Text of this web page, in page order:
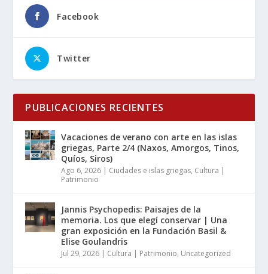
Facebook
Twitter
PUBLICACIONES RECIENTES
Vacaciones de verano con arte en las islas
griegas, Parte 2/4 (Naxos, Amorgos, Tinos,
Quíos, Siros)
Ago 6, 2026 | Ciudades e islas griegas, Cultura |
Patrimonio
Jannis Psychopedis: Paisajes de la
memoria. Los que elegí conservar | Una
gran exposición en la Fundación Basil &
Elise Goulandris
Jul 29, 2026 | Cultura | Patrimonio, Uncategorized